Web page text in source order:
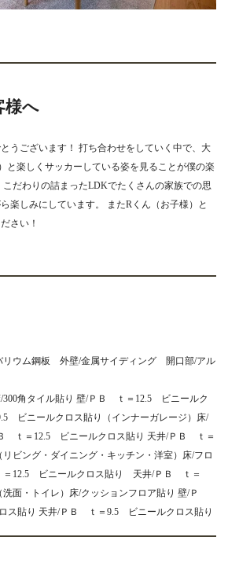
様へ
うございます！ 打ち合わせをしていく中で、大
と楽しくサッカーしている姿を見ることが僕の楽
こだわりの詰まったLDKでたくさんの家族での思
楽しみにしています。 またRくん（お子様）と
さい！
リウム鋼板 外壁/金属サイディング 開口部/アル
/300角タイル貼り 壁/ＰＢ ｔ＝12.5 ビニールク
ビニールクロス貼り（インナーガレージ）床/
ｔ＝12.5 ビニールクロス貼り 天井/ＰＢ ｔ＝
ビング・ダイニング・キッチン・洋室）床/フロ
12.5 ビニールクロス貼り 天井/ＰＢ ｔ＝
面・トイレ）床/クッションフロア貼り 壁/Ｐ
ス貼り 天井/ＰＢ ｔ＝9.5 ビニールクロス貼り